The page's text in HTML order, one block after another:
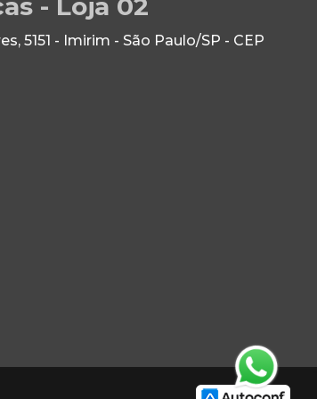
5151 - Imirim - São Paulo/SP - CEP